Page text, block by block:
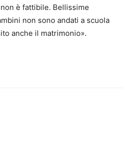
è fattibile. Bellissime
non sono andati a scuola
anche il matrimonio».